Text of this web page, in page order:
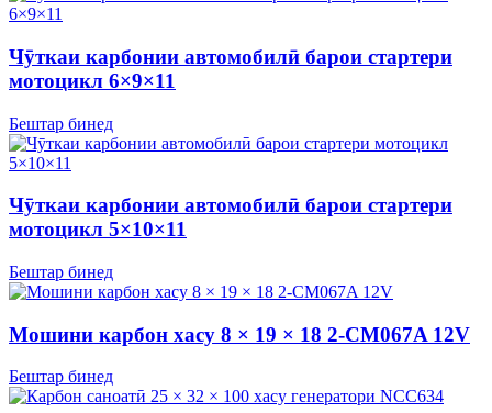
Чӯткаи карбонии автомобилӣ барои стартери
мотоцикл 6×9×11
Бештар бинед
Чӯткаи карбонии автомобилӣ барои стартери
мотоцикл 5×10×11
Бештар бинед
Мошини карбон хасу 8 × 19 × 18 2-CM067A 12V
Бештар бинед